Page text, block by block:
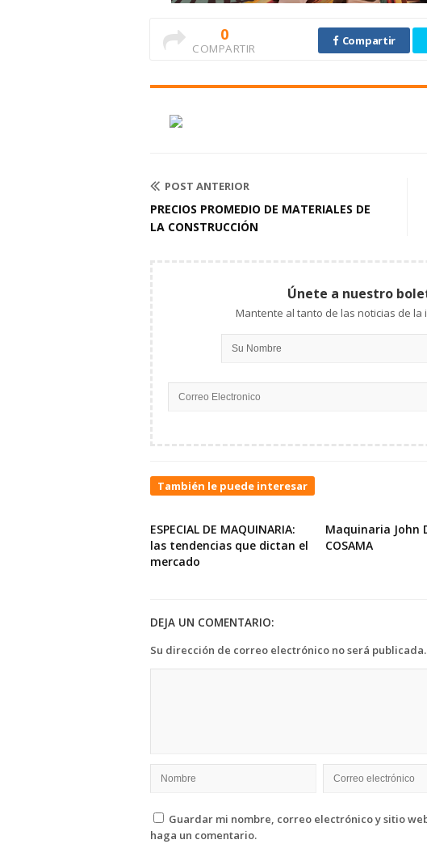
0
COMPARTIR
Compartir
POST ANTERIOR
PRECIOS PROMEDIO DE MATERIALES DE
LA CONSTRUCCIÓN
Únete a nuestro
También le puede interesar
ESPECIAL DE MAQUINARIA:
las tendencias que dictan el
mercado
Maquinaria John
COSAMA
DEJA UN COMENTARIO:
Su dirección de correo electrónico no será publicada.
Guardar mi nombre, correo electrónico y sitio
haga un comentario.